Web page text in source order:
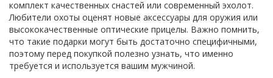
комплект качественных снастей или современный эхолот.
Любители охоты оценят новые аксессуары для оружия или
высококачественные оптические прицелы. Важно помнить,
что такие подарки могут быть достаточно специфичными,
поэтому перед покупкой полезно узнать, что именно
требуется и используется вашим мужчиной.